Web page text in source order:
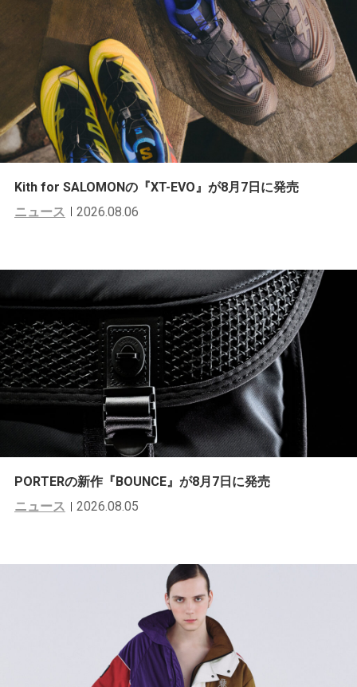
Kith for SALOMONの『XT-EVO』が8月7日に発売
ニュース
2026.08.06
PORTERの新作『BOUNCE』が8月7日に発売
ニュース
2026.08.05